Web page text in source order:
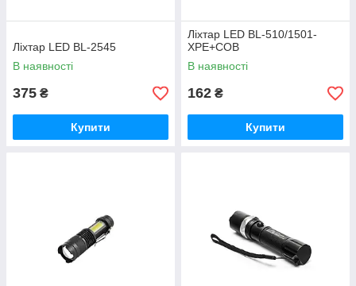
Ліхтар LED BL-2545
В наявності
375 ₴
Купити
Ліхтар LED BL-510/1501-
XPE+COB
В наявності
162 ₴
Купити